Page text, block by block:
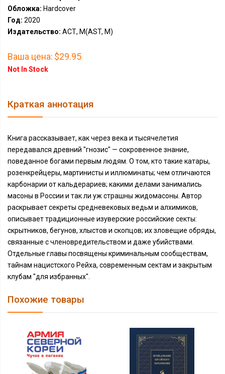
Обложка: Hardcover
Год: 2020
Издательство: АСТ, М(AST, M)
Ваша цена: $29.95
Not In Stock
Краткая аннотация
Книга рассказывает, как через века и тысячелетия
передавался древний "гнозис" — сокровенное знание,
поведанное богами первым людям. О том, кто такие катары,
розенкрейцеры, мартинисты и иллюминаты; чем отличаются
карбонарии от кальдерариев; какими делами занимались
масоны в России и так ли уж страшны жидомасоны. Автор
раскрывает секреты средневековых ведьм и алхимиков,
описывает традиционные изуверские российские секты:
скрытников, бегунов, хлыстов и скопцов; их зловещие обряды,
связанные с членовредительством и даже убийствами.
Отдельные главы посвящены криминальным сообществам,
тайнам нацистского Рейха, современным сектам и закрытым
клубам "для избранных".
Похожие товары